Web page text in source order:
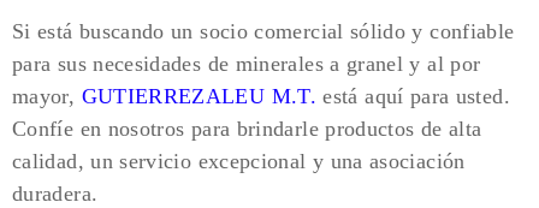
Si está buscando un socio comercial sólido y confiable
para sus necesidades de minerales a granel y al por
mayor, GUTIERREZALEU M.T. está aquí para usted.
Confíe en nosotros para brindarle productos de alta
calidad, un servicio excepcional y una asociación
duradera.